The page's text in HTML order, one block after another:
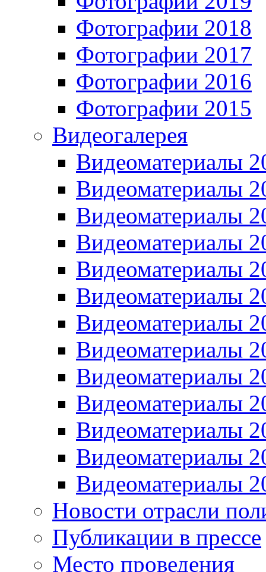
Фотографии 2018
Фотографии 2017
Фотографии 2016
Фотографии 2015
Видеогалерея
Видеоматериалы
Видеоматериалы
Видеоматериалы
Видеоматериалы
Видеоматериалы
Видеоматериалы
Видеоматериалы
Видеоматериалы
Видеоматериалы
Видеоматериалы
Видеоматериалы
Видеоматериалы
Видеоматериалы
Новости отрасли
Публикации в прессе
Место проведения